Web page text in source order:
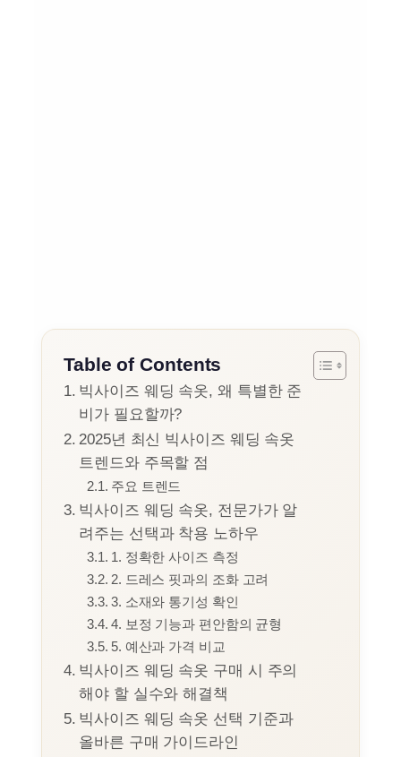
Table of Contents
빅사이즈 웨딩 속옷, 왜 특별한 준
비가 필요할까?
2025년 최신 빅사이즈 웨딩 속옷
트렌드와 주목할 점
주요 트렌드
빅사이즈 웨딩 속옷, 전문가가 알
려주는 선택과 착용 노하우
1. 정확한 사이즈 측정
2. 드레스 핏과의 조화 고려
3. 소재와 통기성 확인
4. 보정 기능과 편안함의 균형
5. 예산과 가격 비교
빅사이즈 웨딩 속옷 구매 시 주의
해야 할 실수와 해결책
빅사이즈 웨딩 속옷 선택 기준과
올바른 구매 가이드라인